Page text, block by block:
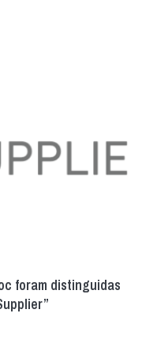
foram distinguidas